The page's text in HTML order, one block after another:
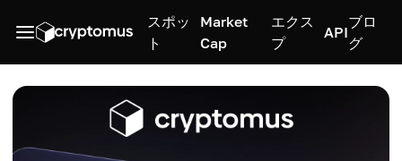
スポッ
ト
Market
Cap
エクス
プ
API
ブロ
グ